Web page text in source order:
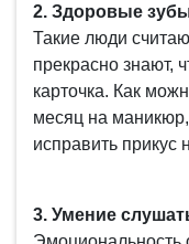
2. Здоровые
Такие люди
прекрасно знают,
карточка. Как
месяц на
исправить прикус
3. Умение